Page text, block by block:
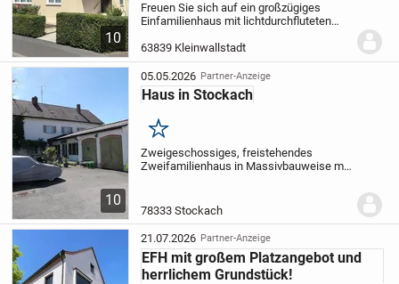
10
Freuen Sie sich auf ein großzügiges
Einfamilienhaus mit lichtdurchfluteten
zwei Garagen.Erdgeschoss mit ca. 83 m²
Wohnfläche:- Diele- Flur- Wohn- und...
63839 Kleinwallstadt
10
05.05.2026 Partner-Anzeige
Haus in Stockach
Merken
Zweigeschossiges, freistehendes
Zweifamilienhaus in Massivbauweise mit
Doppelgarage, Baujahr ca. 1955.
78333 Stockach
21.07.2026 Partner-Anzeige
EFH mit großem Platzangebot und
herrlichem Grundstück!